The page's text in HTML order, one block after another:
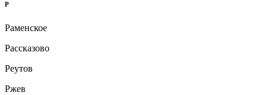
Р
Раменское
Рассказово
Реутов
Ржев